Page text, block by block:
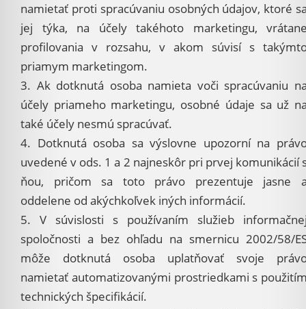
namietať proti spracúvaniu osobných údajov, ktoré
jej týka, na účely takéhoto marketingu,
profilovania v rozsahu, v akom súvisí s
priamym marketingom.
3. Ak dotknutá osoba namieta voči spracúvaniu
účely priameho marketingu, osobné údaje sa už
také účely nesmú spracúvať.
4. Dotknutá osoba sa výslovne upozorní na
uvedené v ods. 1 a 2 najneskôr pri prvej komunikácií
ňou, pričom sa toto právo prezentuje jasne
oddelene od akýchkoľvek iných informácií.
5. V súvislosti s používaním služieb
spoločnosti a bez ohľadu na smernicu 2002/58/
môže dotknutá osoba uplatňovať svoje
namietať automatizovanými prostriedkami s
technických špecifikácií.